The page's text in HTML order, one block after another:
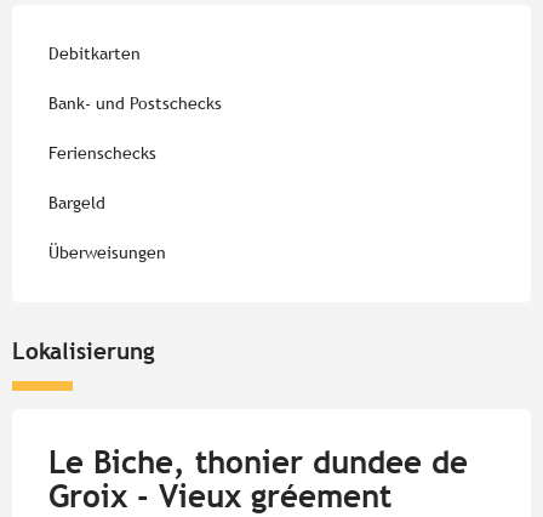
Debitkarten
Bank- und Postschecks
Ferienschecks
Bargeld
Überweisungen
Lokalisierung
Le Biche, thonier dundee de
Groix - Vieux gréement